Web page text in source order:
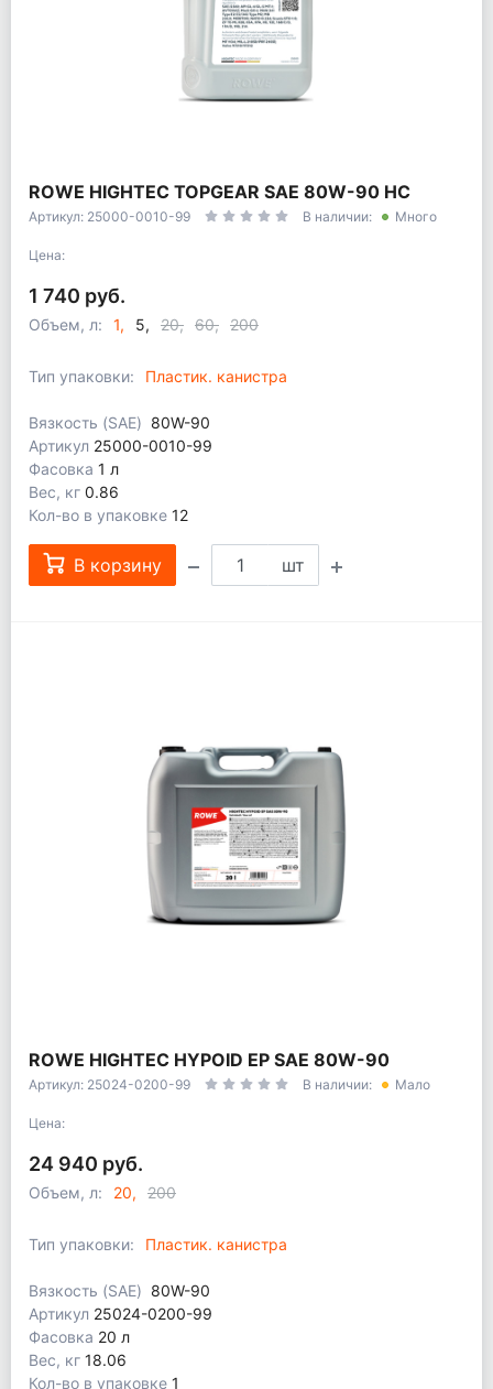
ROWE HIGHTEC TOPGEAR SAE 80W-90 HC
Артикул: 25000-0010-99 В наличии: Много
Цена:
1 740 руб.
Объем, л: 1 5 20 60 200
Тип упаковки: Пластик. канистра
Вязкость (SAE) 80W-90
Артикул 25000-0010-99
Фасовка 1 л
Вес, кг 0.86
Кол-во в упаковке 12
В корзину шт
ROWE HIGHTEC HYPOID EP SAE 80W-90
Артикул: 25024-0200-99 В наличии: Мало
Цена:
24 940 руб.
Объем, л: 20 200
Тип упаковки: Пластик. канистра
Вязкость (SAE) 80W-90
Артикул 25024-0200-99
Фасовка 20 л
Вес, кг 18.06
Кол-во в упаковке 1